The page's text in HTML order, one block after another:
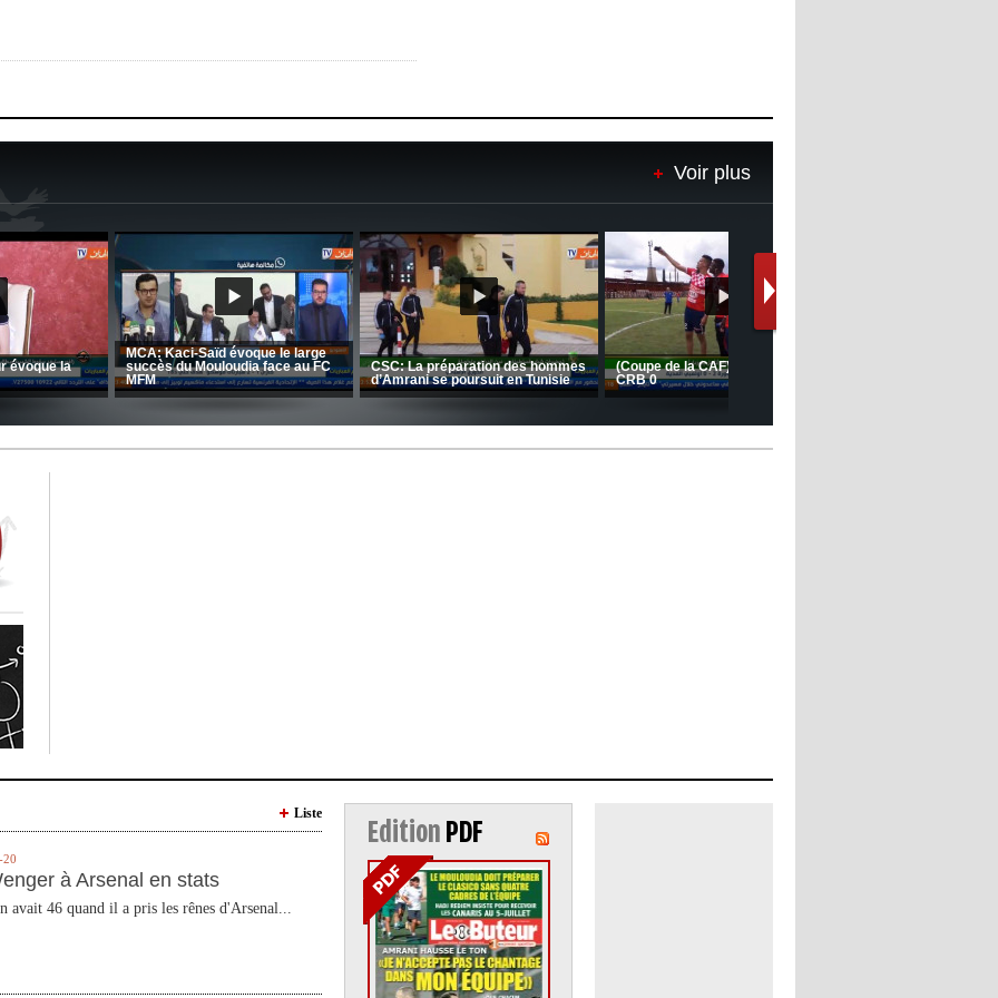
Voir plus
Le message de Delort, Benrahma
et Belkebla à l'occasion du "Big
Day de vaccination"
Entretien avec Moulay Haddou
CRB: Entretien avec Toufik
Korichi
Liste
20
à Arsenal en stats
avait 46 quand il a pris les rênes d'Arsenal...
Edition PDF